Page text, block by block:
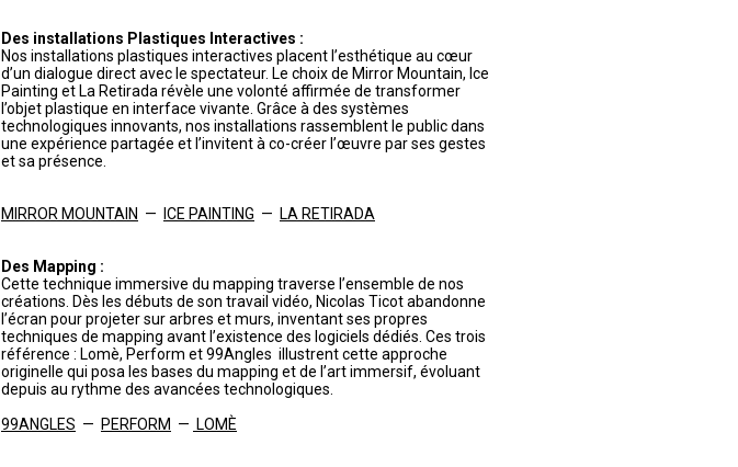
Des installations Plastiques Interactives :
Nos installations plastiques interactives placent l’esthétique au cœur
d’un dialogue direct avec le spectateur. Le choix de Mirror Mountain, Ice
Painting et La Retirada révèle une volonté affirmée de transformer
l’objet plastique en interface vivante. Grâce à des systèmes
technologiques innovants, nos installations rassemblent le public dans
une expérience partagée et l’invitent à co-créer l’œuvre par ses gestes
et sa présence.
MIRROR MOUNTAIN — ICE PAINTING — LA RETIRADA
Des Mapping :
Cette technique immersive du mapping traverse l’ensemble de nos
créations. Dès les débuts de son travail vidéo, Nicolas Ticot abandonne
l’écran pour projeter sur arbres et murs, inventant ses propres
techniques de mapping avant l’existence des logiciels dédiés. Ces trois
référence : Lomè, Perform et 99Angles illustrent cette approche
originelle qui posa les bases du mapping et de l’art immersif, évoluant
depuis au rythme des avancées technologiques.
99ANGLES — PERFORM — LOMÈ